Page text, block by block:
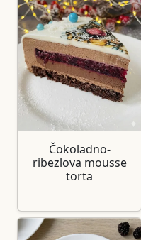
Čokoladno-
ribezlova mousse
torta